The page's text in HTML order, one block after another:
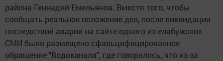
района Геннадий Емельянов. Вместо того, чтобы
сообщать реальное положение дел, после ликвидации
последствий аварии на сайте одного из елабужских
СМИ было размещено cфальцифицированное
обращение "Водоканала", где говорилось, что из-за